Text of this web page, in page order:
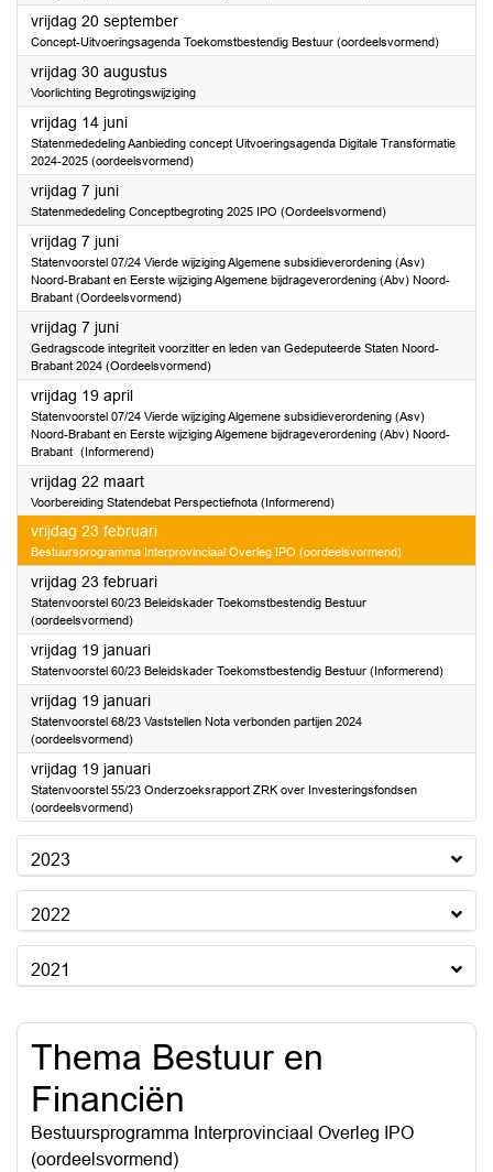
vrijdag 20 september2024
Concept-Uitvoeringsagenda Toekomstbestendig Bestuur (oordeelsvormend)
vrijdag 30 augustus2024
Voorlichting Begrotingswijziging
vrijdag 14 juni2024
Statenmededeling Aanbieding concept Uitvoeringsagenda Digitale Transformatie
2024-2025 (oordeelsvormend)
vrijdag 7 juni2024
Statenmededeling Conceptbegroting 2025 IPO (Oordeelsvormend)
vrijdag 7 juni2024
Statenvoorstel 07/24 Vierde wijziging Algemene subsidieverordening (Asv)
Noord-Brabant en Eerste wijziging Algemene bijdrageverordening (Abv) Noord-
Brabant (Oordeelsvormend)
vrijdag 7 juni2024
Gedragscode integriteit voorzitter en leden van Gedeputeerde Staten Noord-
Brabant 2024 (Oordeelsvormend)
vrijdag 19 april2024
Statenvoorstel 07/24 Vierde wijziging Algemene subsidieverordening (Asv)
Noord-Brabant en Eerste wijziging Algemene bijdrageverordening (Abv) Noord-
Brabant (Informerend)
vrijdag 22 maart2024
Voorbereiding Statendebat Perspectiefnota (Informerend)
vrijdag 23 februari2024
Bestuursprogramma Interprovinciaal Overleg IPO (oordeelsvormend)
vrijdag 23 februari2024
Statenvoorstel 60/23 Beleidskader Toekomstbestendig Bestuur
(oordeelsvormend)
vrijdag 19 januari2024
Statenvoorstel 60/23 Beleidskader Toekomstbestendig Bestuur (Informerend)
vrijdag 19 januari2024
Statenvoorstel 68/23 Vaststellen Nota verbonden partijen 2024
(oordeelsvormend)
vrijdag 19 januari2024
Statenvoorstel 55/23 Onderzoeksrapport ZRK over Investeringsfondsen
(oordeelsvormend)
2023
2022
2021
Thema Bestuur en
Financiën
Bestuursprogramma Interprovinciaal Overleg IPO
(oordeelsvormend)